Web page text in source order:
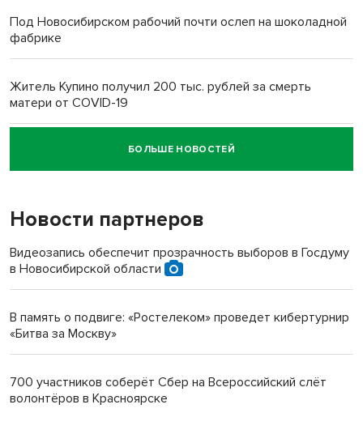
Под Новосибирском рабочий почти ослеп на шоколадной
фабрике
Житель Купино получил 200 тыс. рублей за смерть
матери от COVID-19
Новосибирский суд наказал водителя за смерть
пенсионерки на вокзале
БОЛЬШЕ НОВОСТЕЙ
Новости партнеров
Видеозапись обеспечит прозрачность выборов в Госдуму
в Новосибирской области
В память о подвиге: «Ростелеком» проведет кибертурнир
«Битва за Москву»
700 участников соберёт Сбер на Всероссийский слёт
волонтёров в Красноярске